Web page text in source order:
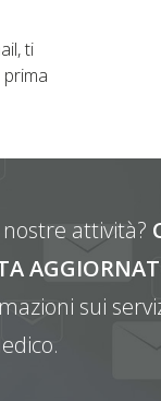
ti
attività?
sui